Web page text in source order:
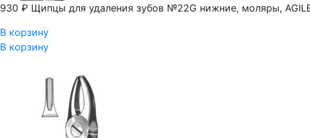
930 ₽ Щипцы для удаления зубов №22G нижние, моляры,
В корзину
В корзину